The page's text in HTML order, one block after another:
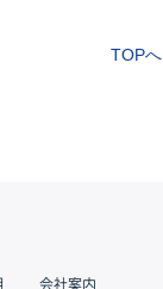
TOPへ
会社案内